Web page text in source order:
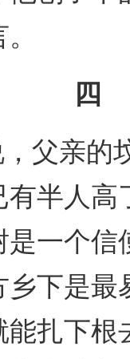
四
父亲的
半人高
一个信
下是
能扎下根